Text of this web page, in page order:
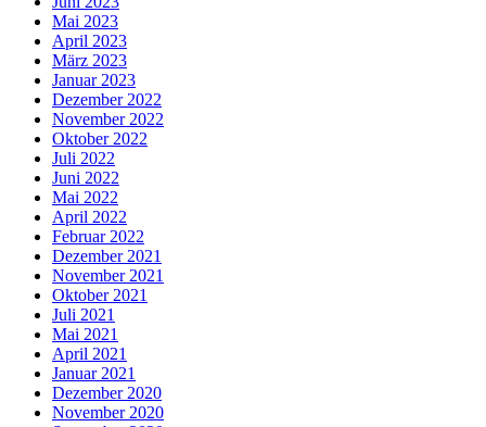
Mai 2023
April 2023
März 2023
Januar 2023
Dezember 2022
November 2022
Oktober 2022
Juli 2022
Juni 2022
Mai 2022
April 2022
Februar 2022
Dezember 2021
November 2021
Oktober 2021
Juli 2021
Mai 2021
April 2021
Januar 2021
Dezember 2020
November 2020